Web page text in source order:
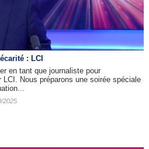
: LCI
en tant que journaliste pour
LCI. Nous préparons une soirée spéciale
2025